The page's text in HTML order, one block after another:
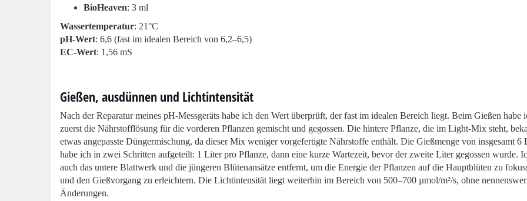
BioHeaven: 3 ml
Wassertemperatur: 21°C
pH-Wert: 6,6 (fast im idealen Bereich von 6,2–6,5)
EC-Wert: 1,56 mS
Gießen, ausdünnen und Lichtintensität
Nach der Reparatur meines pH-Messgeräts habe ich den Wert überprüft, der fast im idealen Bereich liegt. Beim Gießen habe
zuerst die Nährstofflösung für die vorderen Pflanzen gemischt und gegossen. Die hintere Pflanze, die im Light-Mix steht,
etwas angepasste Düngermischung, da dieser Mix weniger vorgefertigte Nährstoffe enthält. Die Gießmenge von insgesamt 6
habe ich in zwei Schritten aufgeteilt: 1 Liter pro Pflanze, dann eine kurze Wartezeit, bevor der zweite Liter gegossen wurde.
auch das untere Blattwerk und die jüngeren Blütenansätze entfernt, um die Energie der Pflanzen auf die Hauptblüten zu
und den Gießvorgang zu erleichtern. Die Lichtintensität liegt weiterhin im Bereich von 500–700 µmol/m²/s, ohne
Änderungen.